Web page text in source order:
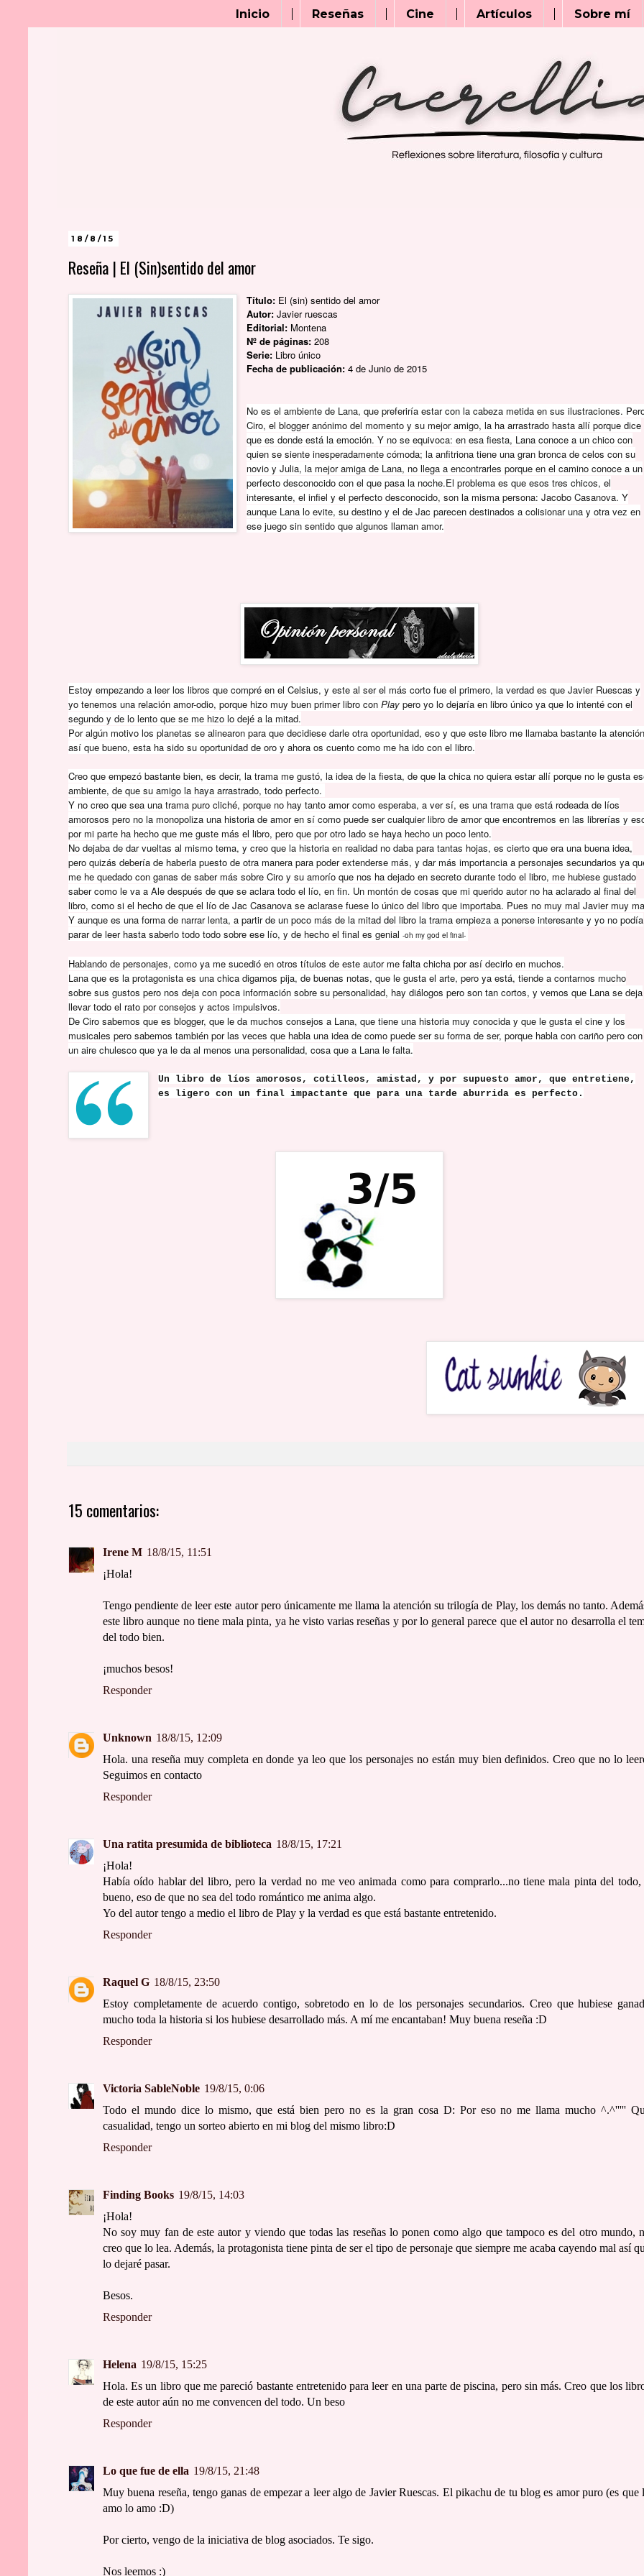
Inicio Reseñas Cine Artículos Sobre mí
18/8/15
Reseña | El (Sin)sentido del amor
Título: El (sin) sentido del amor
Autor: Javier ruescas
Editorial: Montena
Nº de páginas: 208
Serie: Libro único
Fecha de publicación: 4 de Junio de 2015
No es el ambiente de Lana, que preferiría estar con la cabeza metida en sus ilustraciones.
Ciro, el blogger anónimo del momento y su mejor amigo, la ha arrastrado hasta allí porque dice
que es donde está la emoción. Y no se equivoca: en esa fiesta, Lana conoce a un chico con
quien se siente inesperadamente cómoda; la anfitriona tiene una gran bronca de celos con su
novio y Julia, la mejor amiga de Lana, no llega a encontrarles porque en el camino conoce a un
perfecto desconocido con el que pasa la noche.El problema es que esos tres chicos, el
interesante, el infiel y el perfecto desconocido, son la misma persona: Jacobo Casanova. Y
aunque Lana lo evite, su destino y el de Jac parecen destinados a colisionar una y otra vez en
ese juego sin sentido que algunos llaman amor.
Estoy empezando a leer los libros que compré en el Celsius, y este al ser el más corto fue el primero, la verdad es que Javier Ruescas y
yo tenemos una relación amor-odio, porque hizo muy buen primer libro con Play pero yo lo dejaría en libro único ya que lo intenté con el
segundo y de lo lento que se me hizo lo dejé a la mitad.
Por algún motivo los planetas se alinearon para que decidiese darle otra oportunidad, eso y que este libro me llamaba bastante la
así que bueno, esta ha sido su oportunidad de oro y ahora os cuento como me ha ido con el libro.
Creo que empezó bastante bien, es decir, la trama me gustó, la idea de la fiesta, de que la chica no quiera estar allí porque no le gusta
ambiente, de que su amigo la haya arrastrado, todo perfecto.
Y no creo que sea una trama puro cliché, porque no hay tanto amor como esperaba, a ver sí, es una trama que está rodeada de líos
amorosos pero no la monopoliza una historia de amor en sí como puede ser cualquier libro de amor que encontremos en las librerías y
por mi parte ha hecho que me guste más el libro, pero que por otro lado se haya hecho un poco lento.
No dejaba de dar vueltas al mismo tema, y creo que la historia en realidad no daba para tantas hojas, es cierto que era una buena idea,
pero quizás debería de haberla puesto de otra manera para poder extenderse más, y dar más importancia a personajes secundarios ya
me he quedado con ganas de saber más sobre Ciro y su amorío que nos ha dejado en secreto durante todo el libro, me hubiese gustado
saber como le va a Ale después de que se aclara todo el lío, en fin. Un montón de cosas que mi querido autor no ha aclarado al final del
libro, como si el hecho de que el lío de Jac Casanova se aclarase fuese lo único del libro que importaba. Pues no muy mal Javier muy
Y aunque es una forma de narrar lenta, a partir de un poco más de la mitad del libro la trama empieza a ponerse interesante y yo no podía
parar de leer hasta saberlo todo todo sobre ese lío, y de hecho el final es genial -oh my god el final-
Hablando de personajes, como ya me sucedió en otros títulos de este autor me falta chicha por así decirlo en muchos.
Lana que es la protagonista es una chica digamos pija, de buenas notas, que le gusta el arte, pero ya está, tiende a contarnos mucho
sobre sus gustos pero nos deja con poca información sobre su personalidad, hay diálogos pero son tan cortos, y vemos que Lana se deja
llevar todo el rato por consejos y actos impulsivos.
De Ciro sabemos que es blogger, que le da muchos consejos a Lana, que tiene una historia muy conocida y que le gusta el cine y los
musicales pero sabemos también por las veces que habla una idea de como puede ser su forma de ser, porque habla con cariño pero con
un aire chulesco que ya le da al menos una personalidad, cosa que a Lana le falta.
Un libro de líos amorosos, cotilleos, amistad, y por supuesto amor, que entretiene,
es ligero con un final impactante que para una tarde aburrida es perfecto.
15 comentarios:
Irene M 18/8/15, 11:51
¡Hola!
Tengo pendiente de leer este autor pero únicamente me llama la atención su trilogía de Play, los demás no tanto.
este libro aunque no tiene mala pinta, ya he visto varias reseñas y por lo general parece que el autor no desarrolla el
del todo bien.
¡muchos besos!
Responder
Unknown 18/8/15, 12:09
Hola. una reseña muy completa en donde ya leo que los personajes no están muy bien definidos. Creo que no lo
Seguimos en contacto
Responder
Una ratita presumida de biblioteca 18/8/15, 17:21
¡Hola!
Había oído hablar del libro, pero la verdad no me veo animada como para comprarlo...no tiene mala pinta del
bueno, eso de que no sea del todo romántico me anima algo.
Yo del autor tengo a medio el libro de Play y la verdad es que está bastante entretenido.
Responder
Raquel G 18/8/15, 23:50
Estoy completamente de acuerdo contigo, sobretodo en lo de los personajes secundarios. Creo que hubiese
mucho toda la historia si los hubiese desarrollado más. A mí me encantaban! Muy buena reseña :D
Responder
Victoria SableNoble 19/8/15, 0:06
Todo el mundo dice lo mismo, que está bien pero no es la gran cosa D: Por eso no me llama mucho ^.^'''''
casualidad, tengo un sorteo abierto en mi blog del mismo libro:D
Responder
Finding Books 19/8/15, 14:03
¡Hola!
No soy muy fan de este autor y viendo que todas las reseñas lo ponen como algo que tampoco es del otro mundo,
creo que lo lea. Además, la protagonista tiene pinta de ser el tipo de personaje que siempre me acaba cayendo mal así
lo dejaré pasar.
Besos.
Responder
Helena 19/8/15, 15:25
Hola. Es un libro que me pareció bastante entretenido para leer en una parte de piscina, pero sin más. Creo que los
de este autor aún no me convencen del todo. Un beso
Responder
Lo que fue de ella 19/8/15, 21:48
Muy buena reseña, tengo ganas de empezar a leer algo de Javier Ruescas. El pikachu de tu blog es amor puro (es que
amo lo amo :D)
Por cierto, vengo de la iniciativa de blog asociados. Te sigo.
Nos leemos :)